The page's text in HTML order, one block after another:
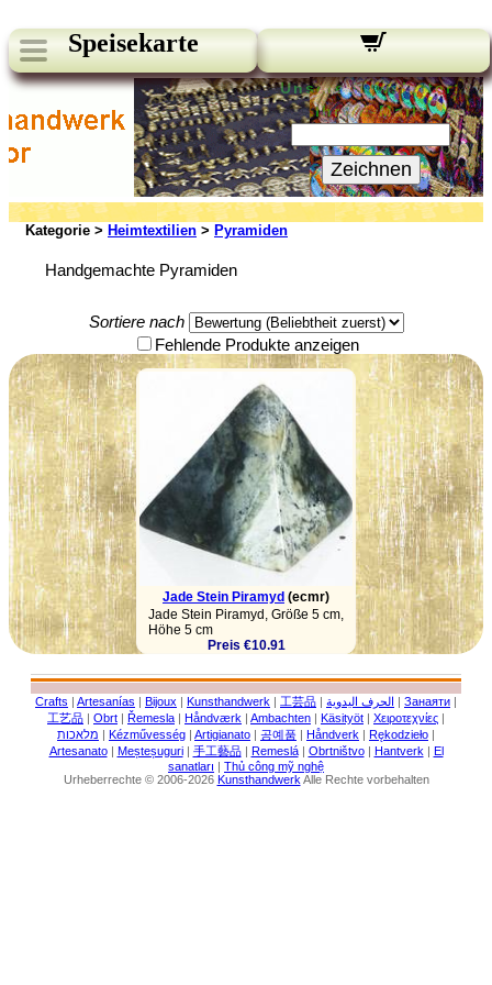
Speisekarte
Unsere Newsletter:
Ihre E-Mail:
Zeichnen
Kategorie > Heimtextilien > Pyramiden
Handgemachte Pyramiden
Sortiere nach
Fehlende Produkte anzeigen
Jade Stein Piramyd (ecmr)
Jade Stein Piramyd, Größe 5 cm,
Höhe 5 cm
Preis €10.91
Crafts | Artesanías | Bijoux | Kunsthandwerk | 工芸品 | الحرف اليدوية | Занаяти |
工艺品 | Obrt | Řemesla | Håndværk | Ambachten | Käsityöt | Χειροτεχνίες |
מלאכות | Kézművesség | Artigianato | 공예품 | Håndverk | Rękodzieło |
Artesanato| Meșteșuguri| 手工藝品| Remeslá| Obrtništvo| Hantverk | El
sanatları | Thủ công mỹ nghệ
Urheberrechte © 2006-2026 Kunsthandwerk Alle Rechte vorbehalten